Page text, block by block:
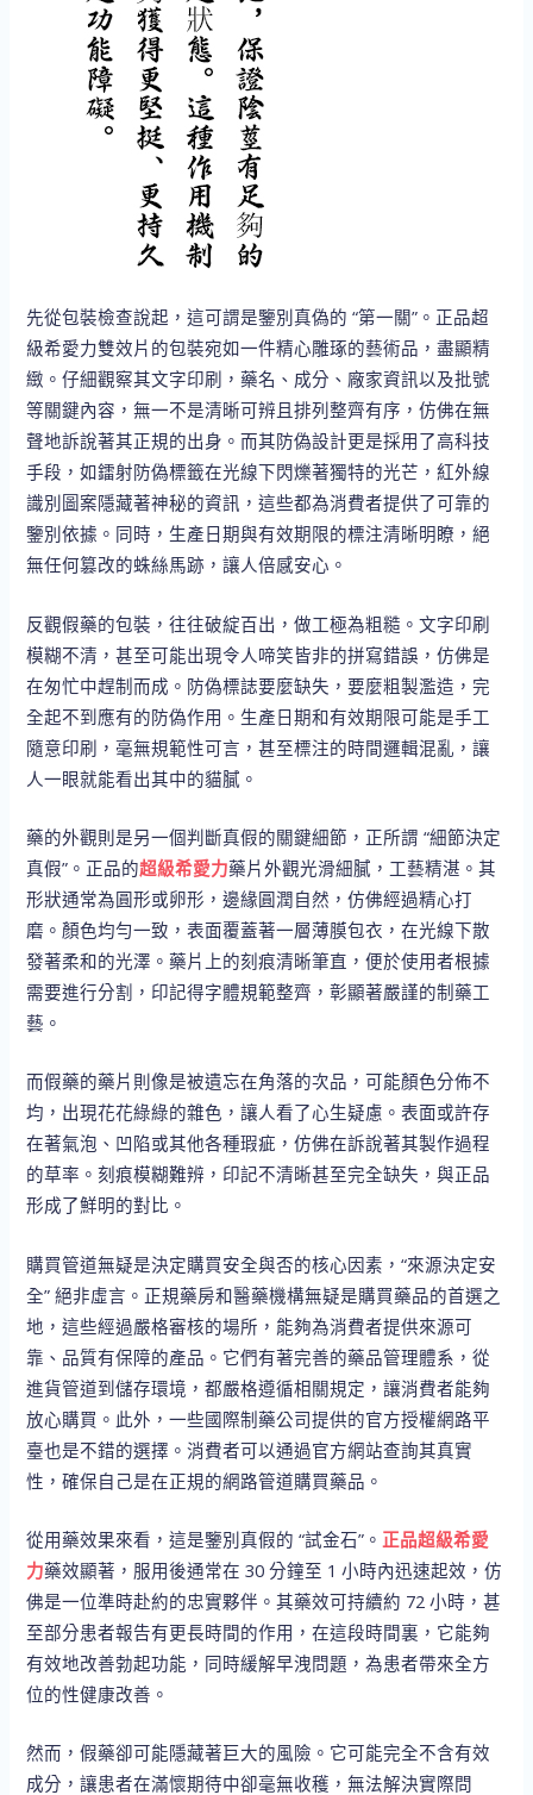
先從包裝檢查說起，這可謂是鑒別真偽的 “第一關”。正品超
級希愛力雙效片的包裝宛如一件精心雕琢的藝術品，盡顯精
緻。仔細觀察其文字印刷，藥名、成分、廠家資訊以及批號
等關鍵內容，無一不是清晰可辨且排列整齊有序，仿佛在無
聲地訴說著其正規的出身。而其防偽設計更是採用了高科技
手段，如鐳射防偽標籤在光線下閃爍著獨特的光芒，紅外線
識別圖案隱藏著神秘的資訊，這些都為消費者提供了可靠的
鑒別依據。同時，生產日期與有效期限的標注清晰明瞭，絕
無任何篡改的蛛絲馬跡，讓人倍感安心。
反觀假藥的包裝，往往破綻百出，做工極為粗糙。文字印刷
模糊不清，甚至可能出現令人啼笑皆非的拼寫錯誤，仿佛是
在匆忙中趕制而成。防偽標誌要麼缺失，要麼粗製濫造，完
全起不到應有的防偽作用。生產日期和有效期限可能是手工
隨意印刷，毫無規範性可言，甚至標注的時間邏輯混亂，讓
人一眼就能看出其中的貓膩。
藥的外觀則是另一個判斷真假的關鍵細節，正所謂 “細節決定
真假”。正品的超級希愛力藥片外觀光滑細膩，工藝精湛。其
形狀通常為圓形或卵形，邊緣圓潤自然，仿佛經過精心打
磨。顏色均勻一致，表面覆蓋著一層薄膜包衣，在光線下散
發著柔和的光澤。藥片上的刻痕清晰筆直，便於使用者根據
需要進行分割，印記得字體規範整齊，彰顯著嚴謹的制藥工
藝。
而假藥的藥片則像是被遺忘在角落的次品，可能顏色分佈不
均，出現花花綠綠的雜色，讓人看了心生疑慮。表面或許存
在著氣泡、凹陷或其他各種瑕疵，仿佛在訴說著其製作過程
的草率。刻痕模糊難辨，印記不清晰甚至完全缺失，與正品
形成了鮮明的對比。
購買管道無疑是決定購買安全與否的核心因素，“來源決定安
全” 絕非虛言。正規藥房和醫藥機構無疑是購買藥品的首選之
地，這些經過嚴格審核的場所，能夠為消費者提供來源可
靠、品質有保障的產品。它們有著完善的藥品管理體系，從
進貨管道到儲存環境，都嚴格遵循相關規定，讓消費者能夠
放心購買。此外，一些國際制藥公司提供的官方授權網路平
臺也是不錯的選擇。消費者可以通過官方網站查詢其真實
性，確保自己是在正規的網路管道購買藥品。
從用藥效果來看，這是鑒別真假的 “試金石”。 正品超級希愛
力藥效顯著，服用後通常在 30 分鐘至 1 小時內迅速起效，仿
佛是一位準時赴約的忠實夥伴。其藥效可持續約 72 小時，甚
至部分患者報告有更長時間的作用，在這段時間裏，它能夠
有效地改善勃起功能，同時緩解早洩問題，為患者帶來全方
位的性健康改善。
然而，假藥卻可能隱藏著巨大的風險。它可能完全不含有效
成分，讓患者在滿懷期待中卻毫無收穫，無法解決實際問